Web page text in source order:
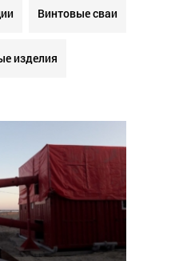
Винтовые сваи
изделия